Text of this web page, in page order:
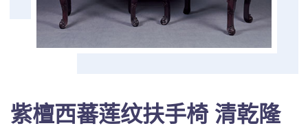
紫檀西蕃莲纹扶手椅 清乾隆